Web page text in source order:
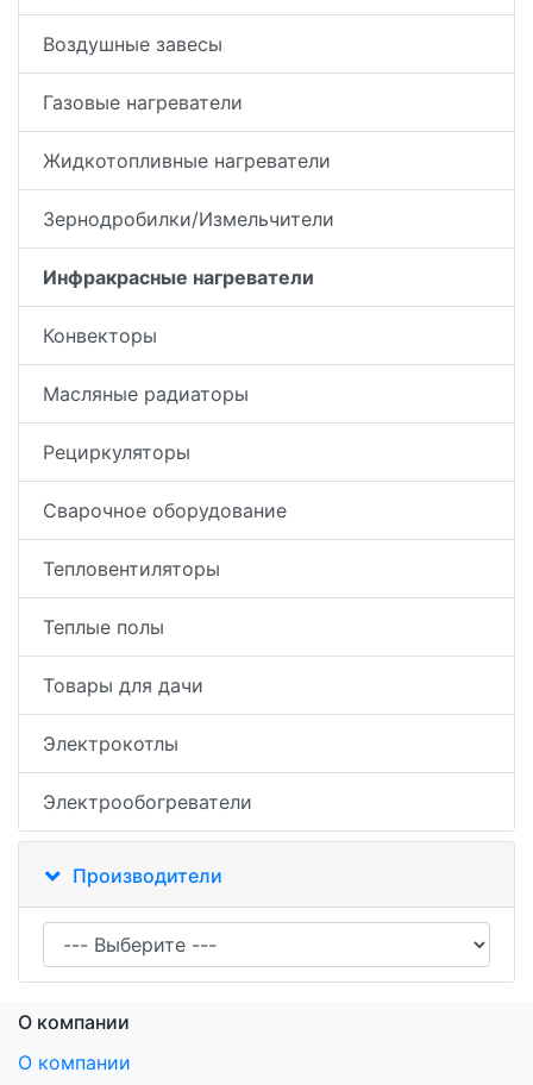
Воздушные завесы
Газовые нагреватели
Жидкотопливные нагреватели
Зернодробилки/Измельчители
Инфракрасные нагреватели
Конвекторы
Масляные радиаторы
Рециркуляторы
Сварочное оборудование
Тепловентиляторы
Теплые полы
Товары для дачи
Электрокотлы
Электрообогреватели
Производители
О компании
О компании